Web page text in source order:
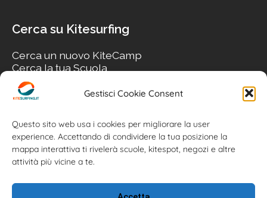
Gestisci Cookie Consent
Questo sito web usa i cookies per migliorare la user
experience. Accettando di condividere la tua posizione la
mappa interattiva ti rivelerà scuole, kitespot, negozi e altre
attività più vicine a te.
Cerca su Kitesurfing
Cerca un nuovo KiteCamp
Cerca la tua Scuola
Cerca il tuo KiteSpot
Cerca Accommodation
Cerca il tuo Usato